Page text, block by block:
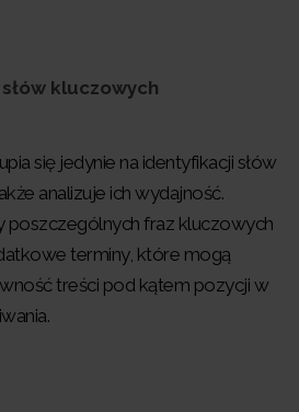
kluczowych
się jedynie na identyfikacji słów
analizuje ich wydajność.
poszczególnych fraz kluczowych
terminy, które mogą
treści pod kątem pozycji w